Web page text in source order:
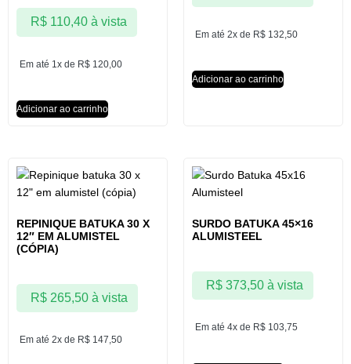
Em até 1x de R$ 120,00
R$110,40 à vista
Adicionar ao carrinho
Em até 2x de R$ 132,50
Adicionar ao carrinho
REPINIQUE BATUKA 30 X
12″ EM ALUMISTEL
(CÓPIA)
Em até 2x de R$ 147,50
R$265,50 à vista
SURDO BATUKA 45×16
ALUMISTEEL
Em até 4x de R$ 103,75
R$373,50 à vista